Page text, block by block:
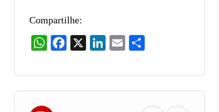
Compartilhe:
WhatsAppFacebook LinkedIn
Email